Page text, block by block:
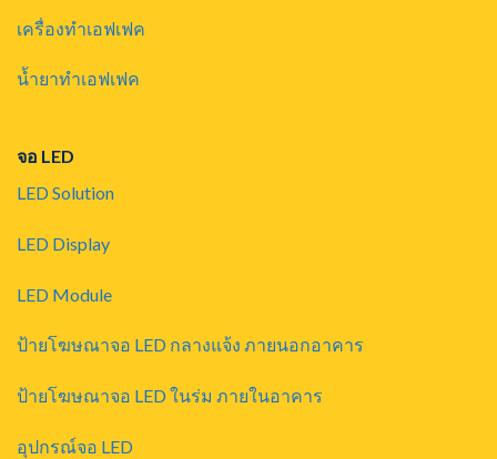
เครื่องทำเอฟเฟค
น้ำยาทำเอฟเฟค
จอ LED
LED Solution
LED Display
LED Module
ป้ายโฆษณาจอ LED กลางแจ้ง ภายนอกอาคาร
ป้ายโฆษณาจอ LED ในร่ม ภายในอาคาร
อุปกรณ์จอ LED